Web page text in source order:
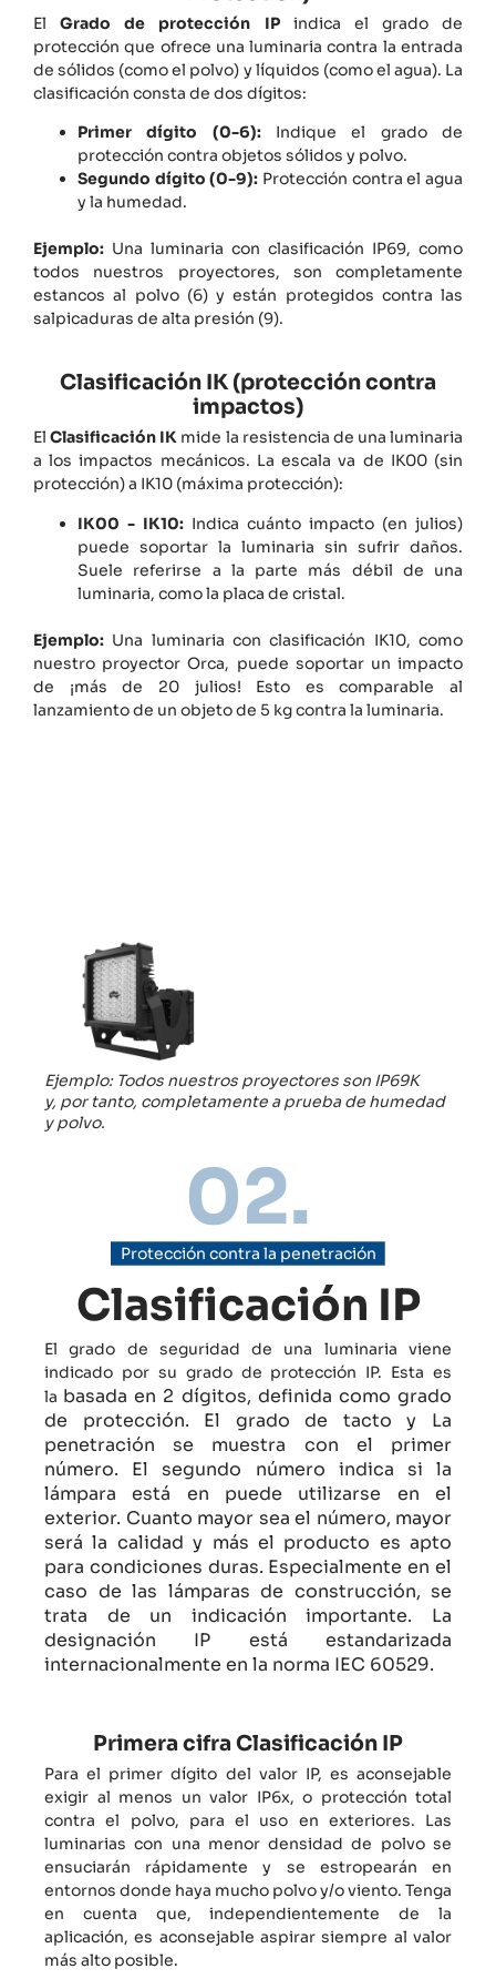
ElGrado de protección IPindica el grado de
protección que ofrece una luminaria contra la entrada
de sólidos (como el polvo) y líquidos (como el agua). La
clasificación consta de dos dígitos:
Primer dígito (0-6):Indique el grado de
protección contra objetos sólidos y polvo.
Segundo dígito (0-9): Protección contra el agua
y la humedad.
Ejemplo: Una luminaria con clasificación IP69, como
todos nuestros proyectores, son completamente
estancos al polvo (6) y están protegidos contra las
salpicaduras de alta presión (9).
Clasificación IK (protección contra
impactos)
ElClasificación IK mide la resistencia de una luminaria
a los impactos mecánicos. La escala va de IK00 (sin
protección) a IK10 (máxima protección):
IK00 - IK10: Indica cuánto impacto (en julios)
puede soportar la luminaria sin sufrir daños.
Suele referirse a la parte más débil de una
luminaria, como la placa de cristal.
Ejemplo: Una luminaria con clasificación IK10, como
nuestro proyector Orca, puede soportar un impacto
de ¡más de 20 julios! Esto es comparable al
lanzamiento de un objeto de 5 kg contra la luminaria.
Ejemplo: Todos nuestros proyectores son IP69K
y, por tanto, completamente a prueba de humedad
y polvo.
02.
Protección contra la penetración
Clasificación IP
El grado de seguridad de una luminaria viene
indicado por su grado de protección IP. Esta es
la basada en 2 dígitos, definida como grado
de protección. El grado de tacto y La
penetración se muestra con el primer
número. El segundo número indica si la
lámpara está en puede utilizarse en el
exterior. Cuanto mayor sea el número, mayor
será la calidad y más el producto es apto
para condiciones duras. Especialmente en el
caso de las lámparas de construcción, se
trata de un indicación importante. La
designación IP está estandarizada
internacionalmente en la norma IEC 60529.
Primera cifra Clasificación IP
Para el primer dígito del valor IP, es aconsejable
exigir al menos un valor IP6x, o protección total
contra el polvo, para el uso en exteriores. Las
luminarias con una menor densidad de polvo se
ensuciarán rápidamente y se estropearán en
entornos donde haya mucho polvo y/o viento. Tenga
en cuenta que, independientemente de la
aplicación, es aconsejable aspirar siempre al valor
más alto posible.